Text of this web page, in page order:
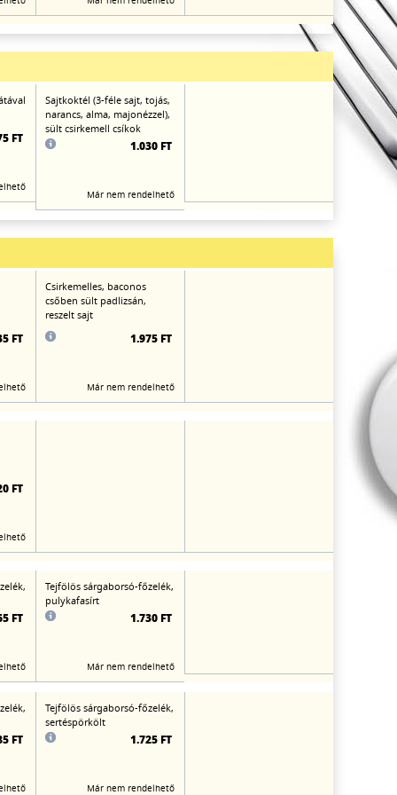
FT
Sajtkoktél (3-féle sajt, tojás,
narancs, alma, majonézzel),
sült csirkemell csíkok
1.030 FT
Már nem rendelhető
FT
Csirkemelles, baconos
csőben sült padlizsán,
reszelt sajt
1.975 FT
Már nem rendelhető
FT
FT
Tejfölös sárgaborsó-főzelék,
pulykafasírt
1.730 FT
Már nem rendelhető
FT
Tejfölös sárgaborsó-főzelék,
sertéspörkölt
1.725 FT
Már nem rendelhető